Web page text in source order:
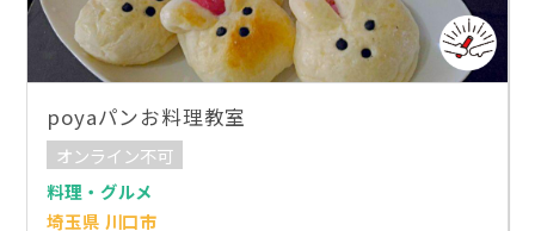
poyaパンお料理教室
オンライン不可
料理・グルメ
埼玉県 川口市